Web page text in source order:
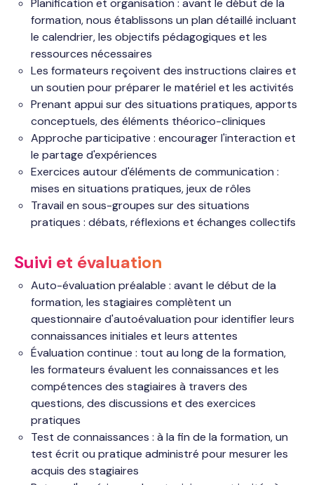
Planification et organisation : avant le début de la
formation, nous établissons un plan détaillé incluant
le calendrier, les objectifs pédagogiques et les
ressources nécessaires
Les formateurs reçoivent des instructions claires et
un soutien pour préparer le matériel et les activités
Prenant appui sur des situations pratiques, apports
conceptuels, des éléments théorico-cliniques
Approche participative : encourager l'interaction et
le partage d'expériences
Exercices autour d'éléments de communication :
mises en situations pratiques, jeux de rôles
Travail en sous-groupes sur des situations
pratiques : débats, réflexions et échanges collectifs
Suivi et évaluation
Auto-évaluation préalable : avant le début de la
formation, les stagiaires complètent un
questionnaire d'autoévaluation pour identifier leurs
connaissances initiales et leurs attentes
Évaluation continue : tout au long de la formation,
les formateurs évaluent les connaissances et les
compétences des stagiaires à travers des
questions, des discussions et des exercices
pratiques
Test de connaissances : à la fin de la formation, un
test écrit ou pratique administré pour mesurer les
acquis des stagiaires